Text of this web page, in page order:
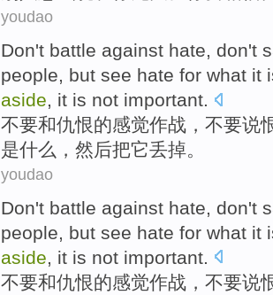
youdao
Don't battle against hate, don't
people, but see hate for what it
aside, it is not important.
不要和仇恨的感觉作战 ，不要说
是什么 ， 然后把它丢掉。
youdao
Don't battle against hate , don't
people, but see hate for what it
aside , it is not important.
不要和仇恨的感觉作战 ，不要说